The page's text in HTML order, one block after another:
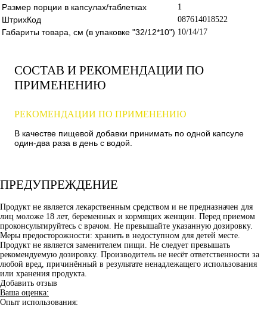
Размер порции в капсулах/таблетках 1
ШтрихКод 087614018522
Габариты товара, см (в упаковке "32/12*10") 10/14/17
СОСТАВ И РЕКОМЕНДАЦИИ ПО
ПРИМЕНЕНИЮ
РЕКОМЕНДАЦИИ ПО ПРИМЕНЕНИЮ
В качестве пищевой добавки принимать по одной капсуле
один-два раза в день с водой.
ПРЕДУПРЕЖДЕНИЕ
Продукт не является лекарственным средством и не предназначен для
лиц моложе 18 лет, беременных и кормящих женщин. Перед приемом
проконсультируйтесь с врачом. Не превышайте указанную дозировку.
Меры предосторожности: хранить в недоступном для детей месте.
Продукт не является заменителем пищи. Не следует превышать
рекомендуемую дозировку. Производитель не несёт ответственности за
любой вред, причинённый в результате ненадлежащего использования
или хранения продукта.
Добавить отзыв
Ваша оценка:
Опыт использования: